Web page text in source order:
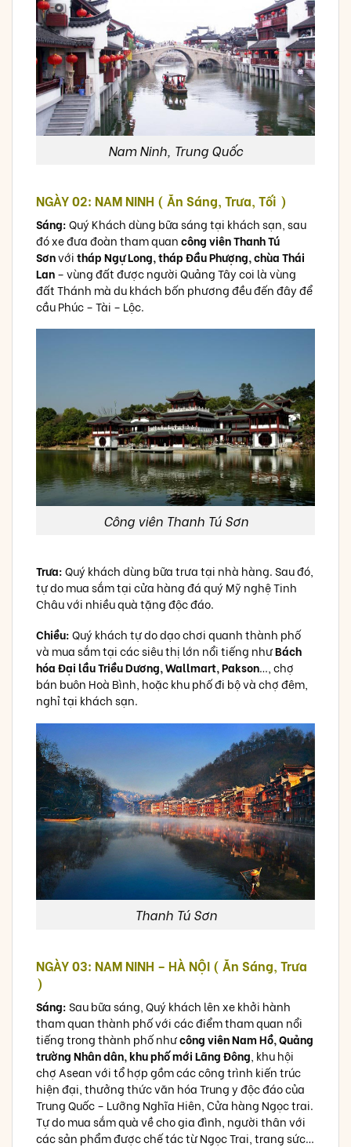
Nam Ninh, Trung Quốc
NGÀY 02: NAM NINH ( Ăn Sáng, Trưa, Tối )
Sáng:Quý Khách dùng bữa sáng tại khách sạn, sau
đó xe đưa đoàn tham quancông viên Thanh Tú
Sơnvớitháp Ngự Long, tháp Đầu Phượng, chùa Thái
Lan– vùng đất được người Quảng Tây coi là vùng
đất Thánh mà du khách bốn phương đều đến đây để
cầu Phúc – Tài – Lộc.
Công viên Thanh Tú Sơn
Trưa:Quý khách dùng bữa trưa tại nhà hàng. Sau đó,
tự do mua sắm tại cửa hàng đá quý Mỹ nghệ Tinh
Châu với nhiều quà tặng độc đáo.
Chiều:Quý khách tự do dạo chơi quanh thành phố
và mua sắm tại các siêu thị lớn nổi tiếng nhưBách
hóa Đại lầu Triều Dương, Wallmart, Pakson…, chợ
bán buôn Hoà Bình, hoặc khu phố đi bộ và chợ đêm,
nghỉ tại khách sạn.
Thanh Tú Sơn
NGÀY 03: NAM NINH – HÀ NỘI ( Ăn Sáng, Trưa
)
Sáng:Sau bữa sáng, Quý khách lên xe khởi hành
tham quan thành phố với các điểm tham quan nổi
tiếng trong thành phố nhưcông viên Nam Hồ, Quảng
trường Nhân dân, khu phố mới Lãng Đông , khu hội
chợ Asean với tổ hợp gồm các công trình kiến trúc
hiện đại, thưởng thức văn hóa Trung y độc đáo của
Trung Quốc – Lưỡng Nghĩa Hiên, Cửa hàng Ngọc trai.
Tự do mua sắm quà về cho gia đình, người thân với
các sản phẩm được chế tác từ Ngọc Trai, trang sức…